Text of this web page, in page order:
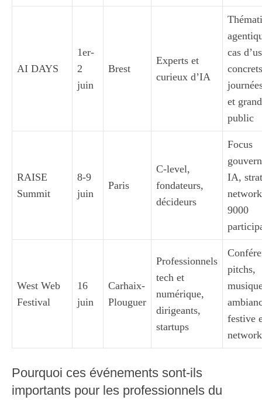
AI DAYS
1er-
2
juin
Brest
Experts et
curieux d’IA
cas
et grand
public
RAISE
Summit
8-9
juin
Paris
C-level,
fondateurs,
décideurs
Focus
IA,
9000
West Web
Festival
16
juin
Carhaix-
Plouguer
Professionnels
tech et
numérique,
dirigeants,
startups
pitchs,
festive
Pourquoi ces événements sont-ils
importants pour les professionnels du